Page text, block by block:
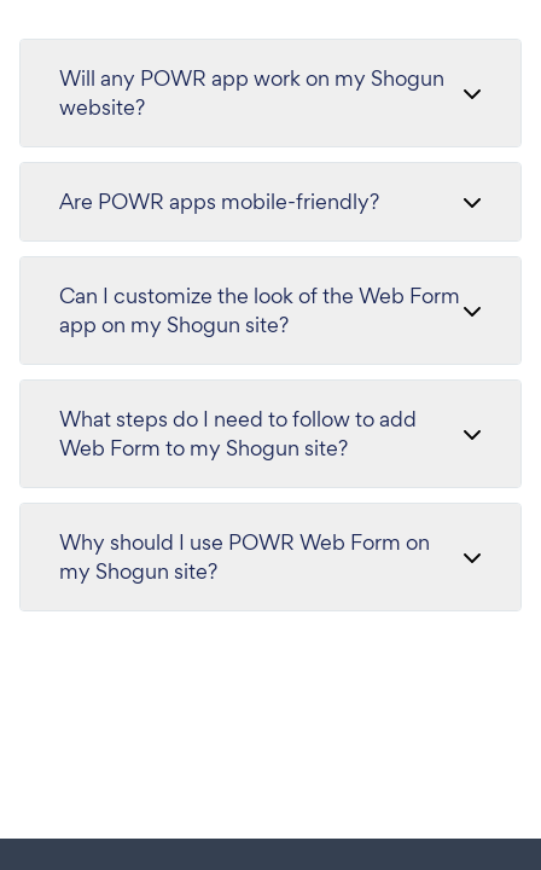
Will any POWR app work on my Shogun
website?
Are POWR apps mobile-friendly?
Can I customize the look of the Web Form
app on my Shogun site?
What steps do I need to follow to add
Web Form to my Shogun site?
Why should I use POWR Web Form on
my Shogun site?